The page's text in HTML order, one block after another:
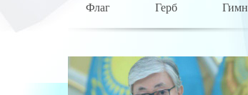
Флаг Герб Гимн